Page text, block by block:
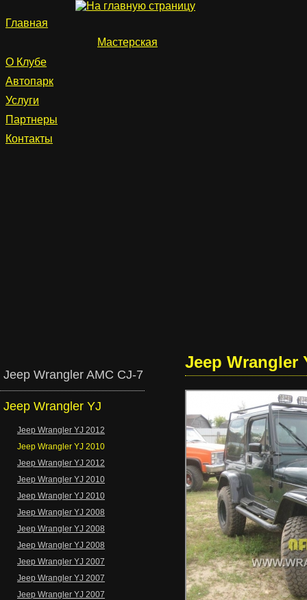
Главная
Мастерская
О Клубе
Автопарк
Услуги
Партнеры
Контакты
Jeep Wrangler AMC CJ-7
Jeep Wrangler YJ
Jeep Wrangler YJ 2012
Jeep Wrangler YJ 2010
Jeep Wrangler YJ 2012
Jeep Wrangler YJ 2010
Jeep Wrangler YJ 2010
Jeep Wrangler YJ 2008
Jeep Wrangler YJ 2008
Jeep Wrangler YJ 2008
Jeep Wrangler YJ 2007
Jeep Wrangler YJ 2007
Jeep Wrangler YJ 2007
Jeep Wrangler